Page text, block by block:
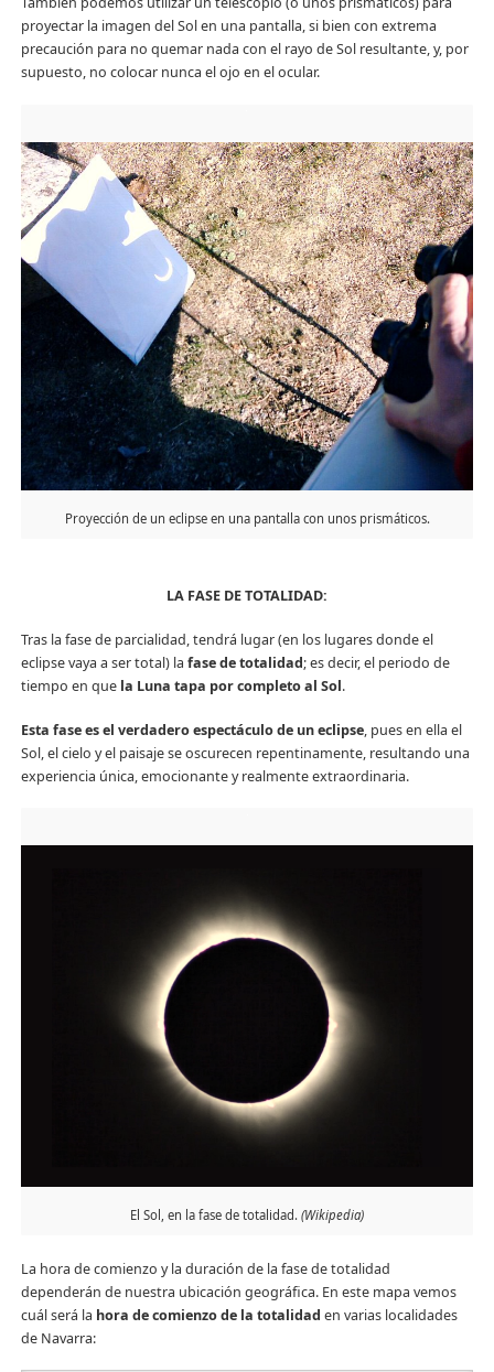
proyectar la imagen del Sol en una pantalla, si bien con extrema
precaución para no quemar nada con el rayo de Sol resultante, y, por
supuesto, no colocar nunca el ojo en el ocular.
Proyección de un eclipse en una pantalla con unos prismáticos.
LA FASE DE TOTALIDAD:
Tras la fase de parcialidad, tendrá lugar (en los lugares donde el
eclipse vaya a ser total) la fase de totalidad; es decir, el periodo de
tiempo en que la Luna tapa por completo al Sol.
Esta fase es el verdadero espectáculo de un eclipse, pues en ella el
Sol, el cielo y el paisaje se oscurecen repentinamente, resultando una
experiencia única, emocionante y realmente extraordinaria.
El Sol, en la fase de totalidad. (Wikipedia)
La hora de comienzo y la duración de la fase de totalidad
dependerán de nuestra ubicación geográfica. En este mapa vemos
cuál será la hora de comienzode la totalidad en varias localidades
de Navarra: